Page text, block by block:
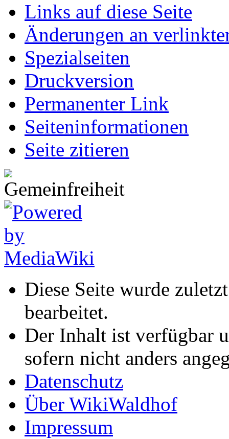
Links auf diese Seite
Änderungen an
Spezialseiten
Druckversion
Permanenter Link
Seiten­informationen
Seite zitieren
Diese Seite wurde
bearbeitet.
Der Inhalt ist verfügbar
sofern nicht anders
Datenschutz
Über WikiWaldhof
Impressum